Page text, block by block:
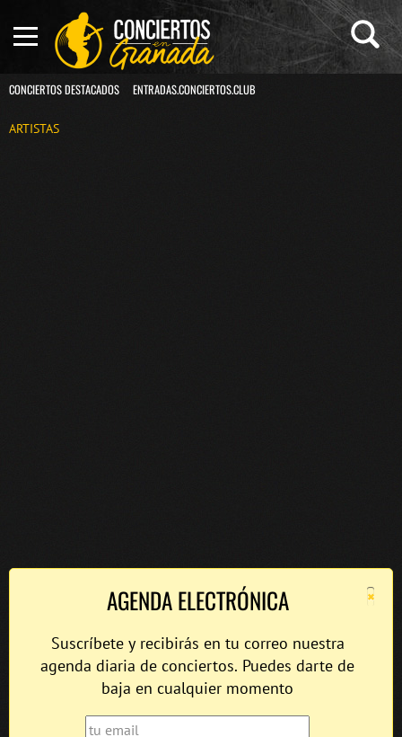
CONCIERTOS DESTACADOS ENTRADAS.CONCIERTOS.CLUB
ARTISTAS
×
AGENDA ELECTRÓNICA
Suscríbete y recibirás en tu correo nuestra
agenda diaria de conciertos. Puedes darte de
baja en cualquier momento